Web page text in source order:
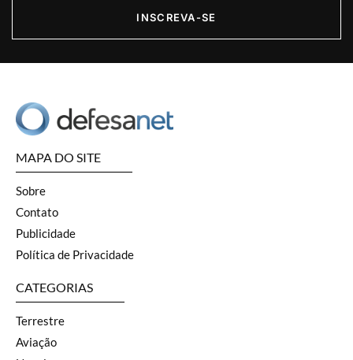
INSCREVA-SE
MAPA DO SITE
Sobre
Contato
Publicidade
Política de Privacidade
CATEGORIAS
Terrestre
Aviação